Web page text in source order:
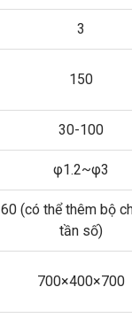
3
150
30-100
φ1.2~φ3
60 (có thể thêm bộ
tần số)
700×400×700